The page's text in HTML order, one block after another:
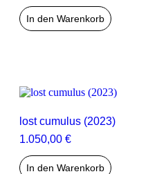
In den Warenkorb
lost cumulus (2023)
1.050,00 €
In den Warenkorb